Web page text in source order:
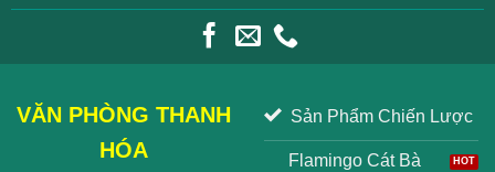
VĂN PHÒNG THANH
HÓA
Sản Phẩm Chiến Lược
Flamingo Cát Bà